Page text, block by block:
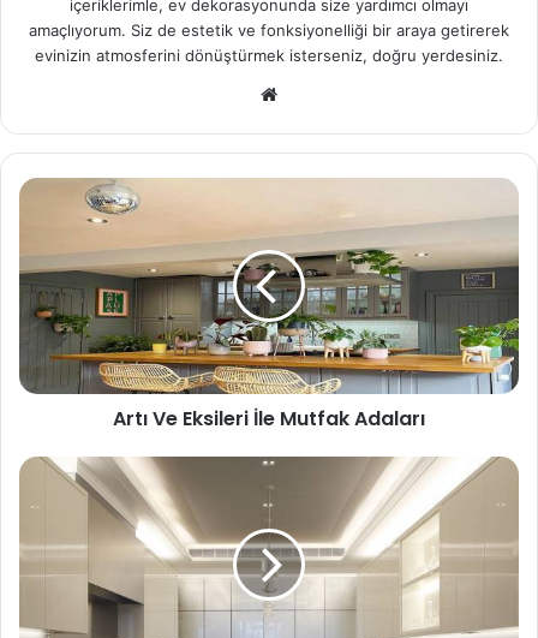
içeriklerimle, ev dekorasyonunda size yardımcı olmayı
amaçlıyorum. Siz de estetik ve fonksiyonelliği bir araya getirerek
evinizin atmosferini dönüştürmek isterseniz, doğru yerdesiniz.
sit
esi
Artı Ve Eksileri İle Mutfak Adaları